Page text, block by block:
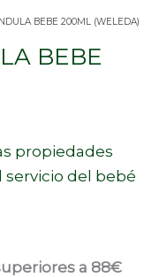
BEBE 200ML (WELEDA)
BEBE
propiedades
servicio del bebé
a 88€